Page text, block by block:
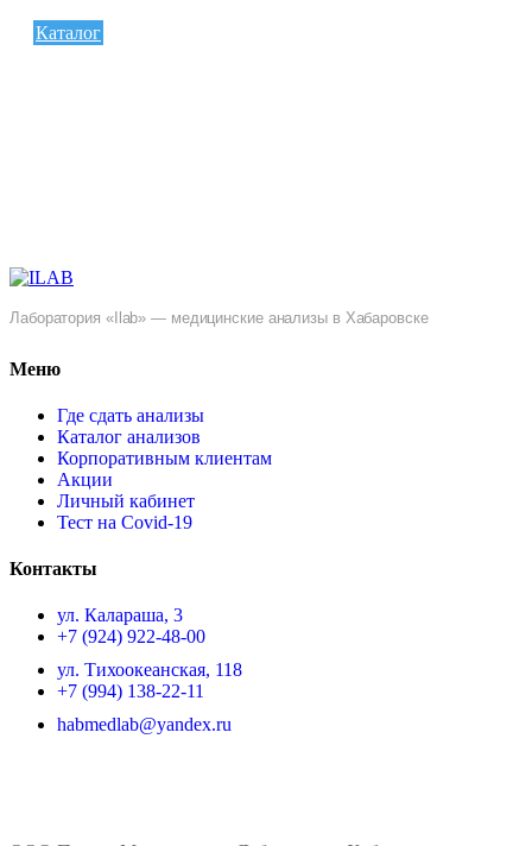
Каталог
Лаборатория «Ilab» — медицинские анализы в Хабаровске
Меню
Где сдать анализы
Каталог анализов
Корпоративным клиентам
Акции
Личный кабинет
Тест на Covid-19
Контакты
ул. ​Калараша, 3
+7 (924) 922-48-00
ул. ​Тихоокеанская, 118
+7 (994) 138-22-11
habmedlab@yandex.ru